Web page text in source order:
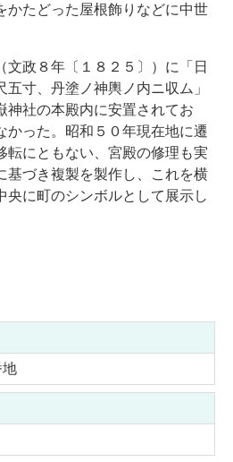
かたどった屋根飾りなどに中世
文政８年〔１８２５〕）に「日
寸、丹塗ノ神輿ノ内ニ収ム」
神社の本殿内に安置されてお
かった。昭和５０年現在地に遷
転にともない、宮殿の修理も実
基づき複製を製作し、これを横
央に町のシンボルとして展示し
地